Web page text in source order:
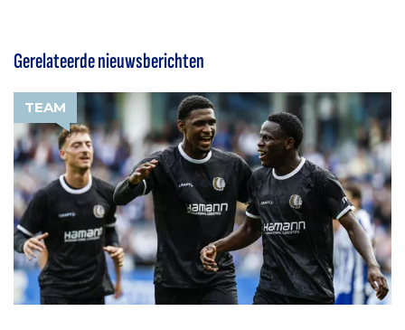
Gerelateerde nieuwsberichten
TEAM